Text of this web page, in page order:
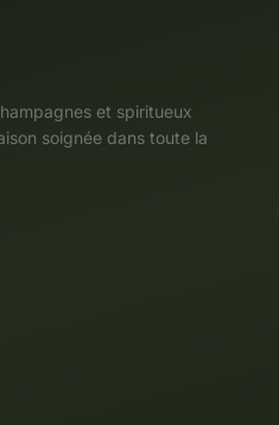
et spiritueux
soignée dans toute la